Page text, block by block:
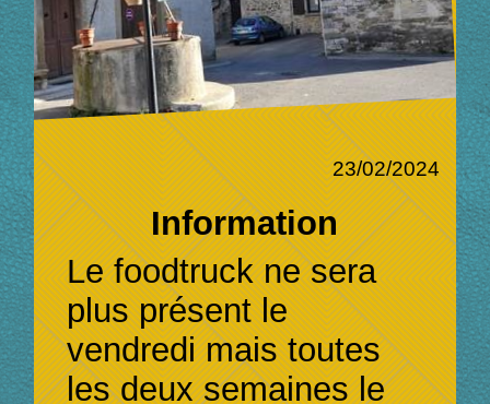
23/02/2024
Information
Le foodtruck ne sera
plus présent le
vendredi mais toutes
les deux semaines le